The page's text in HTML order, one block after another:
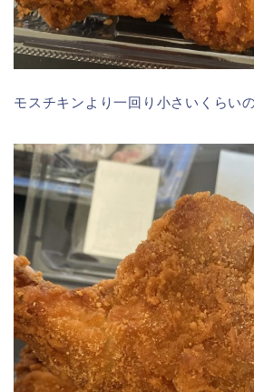
モスチキンより一回り小さいくらい